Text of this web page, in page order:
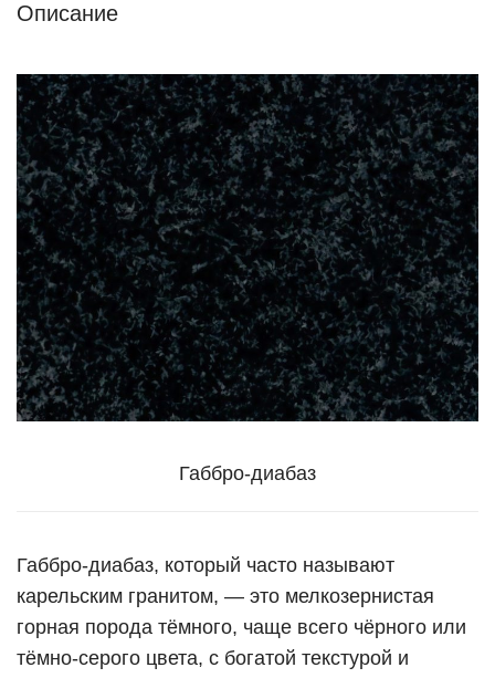
Описание
Габбро-диабаз
Габбро-диабаз, который часто называют
карельским гранитом, — это мелкозернистая
горная порода тёмного, чаще всего чёрного или
тёмно-серого цвета, с богатой текстурой и